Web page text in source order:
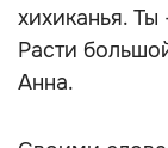
хихиканья.
Расти
Анна.